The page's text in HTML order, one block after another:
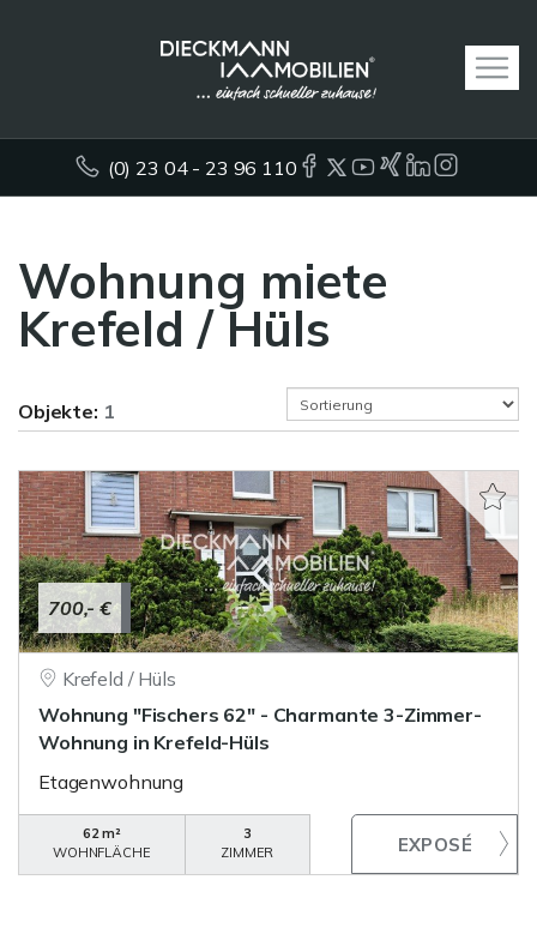
(0) 23 04 - 23 96 110
Wohnung miete
Krefeld / Hüls
Objekte: 1
700,- €
Krefeld / Hüls
Wohnung "Fischers 62" - Charmante 3-Zimmer-
Wohnung in Krefeld-Hüls
Etagenwohnung
62 m²
WOHNFLÄCHE
3
ZIMMER